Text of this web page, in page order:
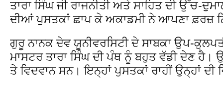
ਤਾਰਾ ਸਿੰਘ ਜੀ ਰਾਜਨੀਤੀ ਅਤੇ ਸਾਹਿਤ ਦੀ ਉੱਚ-
ਦੀਆਂ ਪੁਸਤਕਾਂ ਛਾਪ ਕੇ ਅਕਾਡਮੀ ਨੇ ਆਪਣਾ ਫ਼ਰਜ਼
ਗੁਰੂ ਨਾਨਕ ਦੇਵ ਯੂਨੀਵਰਸਿਟੀ ਦੇ ਸਾਬਕਾ ਉਪ-
ਮਾਸਟਰ ਤਾਰਾ ਸਿੰਘ ਦੀ ਪੰਥ ਨੂੰ ਬਹੁਤ ਵੱਡੀ ਦੇਣ
ਤੇ ਵਿਦਵਾਨ ਸਨ। ਇਨ੍ਹਾਂ ਪੁਸਤਕਾਂ ਰਾਹੀਂ ਉਨ੍ਹਾਂ ਦੀ